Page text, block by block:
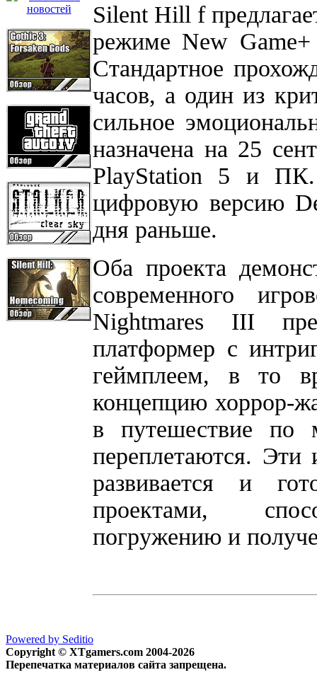
Silent Hill f
режиме New Game+
Стандартное
часов, а один из
сильное
назначена на 25
PlayStation 5 и ПК.
цифровую версию
дня раньше.
Оба проекта
современного
Nightmares III
платформер с
геймплеем, в то
концепцию хоррор-
в путешествие по
переплетаются. Эти
развивается и
проектами,
погружению и
Powered by Seditio
Copyright © XTgamers.com 2004-2026
Перепечатка материалов сайта запрещена.